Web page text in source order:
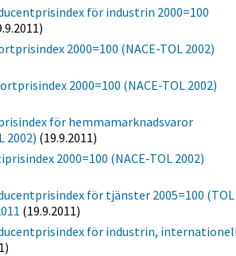
för industrin 2000=100
2000=100 (NACE-TOL 2002)
2000=100 (NACE-TOL 2002)
för hemmamarknadsvaror
2002) (19.9.2011)
2000=100 (NACE-TOL 2002)
för tjänster 2005=100 (TOL
(19.9.2011)
för industrin,